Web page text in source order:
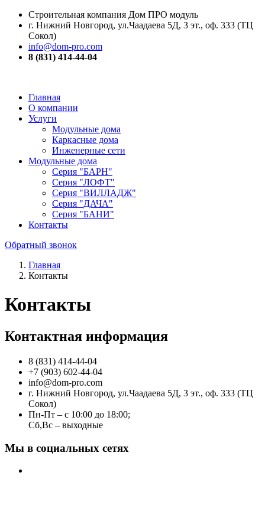
Строительная компания Дом ПРО модуль
г. Нижний Новгород, ул.Чаадаева 5Д, 3 эт., оф. 333 (ТЦ
Сокол)
info@dom-pro.com
8 (831) 414-44-04
Главная
О компании
Услуги
Модульные дома
Каркасные дома
Инженерные сети
Модульные дома
Серия "БАРН"
Серия "ЛОФТ"
Серия "ВИЛЛАДЖ"
Серия "ДАЧА"
Серия "БАНИ"
Контакты
Обратный звонок
Главная
Контакты
Контакты
Контактная информация
8 (831) 414-44-04
+7 (903) 602-44-04
info@dom-pro.com
г. Нижний Новгород, ул.Чаадаева 5Д, 3 эт., оф. 333 (ТЦ
Сокол)
Пн-Пт – с 10:00 до 18:00;
Сб,Вс – выходные
Мы в социальных сетях